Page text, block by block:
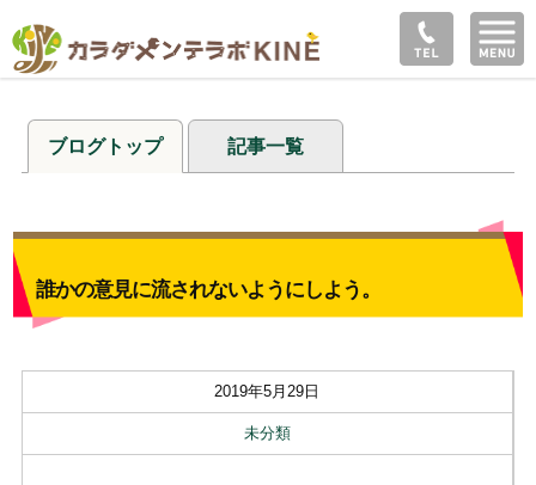
ブログトップ 記事一覧
誰かの意見に流されないようにしよう。
2019年5月29日
未分類